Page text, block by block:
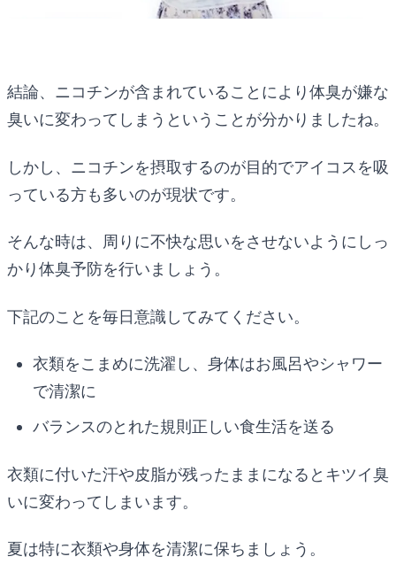
結論、ニコチンが含まれていることにより体臭が嫌な
臭いに変わってしまうということが分かりましたね。
しかし、ニコチンを摂取するのが目的でアイコスを吸
っている方も多いのが現状です。
そんな時は、周りに不快な思いをさせないようにしっ
かり体臭予防を行いましょう。
下記のことを毎日意識してみてください。
衣類をこまめに洗濯し、身体はお風呂やシャワー
で清潔に
バランスのとれた規則正しい食生活を送る
衣類に付いた汗や皮脂が残ったままになるとキツイ臭
いに変わってしまいます。
夏は特に衣類や身体を清潔に保ちましょう。